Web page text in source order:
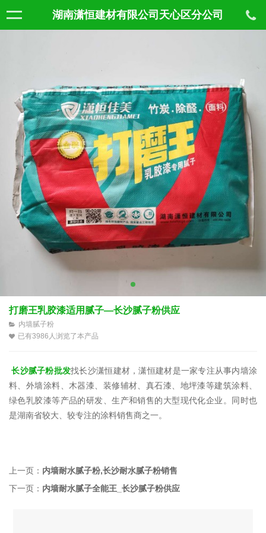
湖南潇恒建材有限公司天心区分公司
打磨王乳胶漆适用腻子—长沙腻子粉供应
内墙腻子粉
已有3986人浏览了本产品
长沙腻子粉批发找长沙潇恒建材，潇恒建材是一家专注从事内墙涂
料、外墙涂料、木器漆、装修辅材、真石漆、地坪漆等建筑涂料、
绿色乳胶漆等产品的研发、生产和销售的大型现代化企业。同时也
是湖南省较大、较专注的涂料销售商之一。
上一页： 内墙耐水腻子粉,长沙耐水腻子粉销售
下一页： 内墙耐水腻子全能王_长沙腻子粉供应